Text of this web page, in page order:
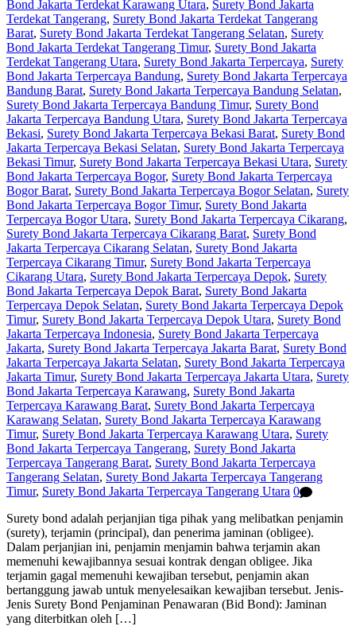
Bond Jakarta Terdekat Karawang Utara, Surety Bond Jakarta
Terdekat Tangerang, Surety Bond Jakarta Terdekat Tangerang
Barat, Surety Bond Jakarta Terdekat Tangerang Selatan, Surety
Bond Jakarta Terdekat Tangerang Timur, Surety Bond Jakarta
Terdekat Tangerang Utara, Surety Bond Jakarta Terpercaya, Surety
Bond Jakarta Terpercaya Bandung, Surety Bond Jakarta Terpercaya
Bandung Barat, Surety Bond Jakarta Terpercaya Bandung Selatan,
Surety Bond Jakarta Terpercaya Bandung Timur, Surety Bond
Jakarta Terpercaya Bandung Utara, Surety Bond Jakarta Terpercaya
Bekasi, Surety Bond Jakarta Terpercaya Bekasi Barat, Surety Bond
Jakarta Terpercaya Bekasi Selatan, Surety Bond Jakarta Terpercaya
Bekasi Timur, Surety Bond Jakarta Terpercaya Bekasi Utara, Surety
Bond Jakarta Terpercaya Bogor, Surety Bond Jakarta Terpercaya
Bogor Barat, Surety Bond Jakarta Terpercaya Bogor Selatan, Surety
Bond Jakarta Terpercaya Bogor Timur, Surety Bond Jakarta
Terpercaya Bogor Utara, Surety Bond Jakarta Terpercaya Cikarang,
Surety Bond Jakarta Terpercaya Cikarang Barat, Surety Bond
Jakarta Terpercaya Cikarang Selatan, Surety Bond Jakarta
Terpercaya Cikarang Timur, Surety Bond Jakarta Terpercaya
Cikarang Utara, Surety Bond Jakarta Terpercaya Depok, Surety
Bond Jakarta Terpercaya Depok Barat, Surety Bond Jakarta
Terpercaya Depok Selatan, Surety Bond Jakarta Terpercaya Depok
Timur, Surety Bond Jakarta Terpercaya Depok Utara, Surety Bond
Jakarta Terpercaya Indonesia, Surety Bond Jakarta Terpercaya
Jakarta, Surety Bond Jakarta Terpercaya Jakarta Barat, Surety Bond
Jakarta Terpercaya Jakarta Selatan, Surety Bond Jakarta Terpercaya
Jakarta Timur, Surety Bond Jakarta Terpercaya Jakarta Utara, Surety
Bond Jakarta Terpercaya Karawang, Surety Bond Jakarta
Terpercaya Karawang Barat, Surety Bond Jakarta Terpercaya
Karawang Selatan, Surety Bond Jakarta Terpercaya Karawang
Timur, Surety Bond Jakarta Terpercaya Karawang Utara, Surety
Bond Jakarta Terpercaya Tangerang, Surety Bond Jakarta
Terpercaya Tangerang Barat, Surety Bond Jakarta Terpercaya
Tangerang Selatan, Surety Bond Jakarta Terpercaya Tangerang
Timur, Surety Bond Jakarta Terpercaya Tangerang Utara 0
Surety bond adalah perjanjian tiga pihak yang melibatkan penjamin
(surety), terjamin (principal), dan penerima jaminan (obligee).
Dalam perjanjian ini, penjamin menjamin bahwa terjamin akan
memenuhi kewajibannya sesuai kontrak dengan obligee. Jika
terjamin gagal memenuhi kewajiban tersebut, penjamin akan
bertanggung jawab untuk menyelesaikan kewajiban tersebut. Jenis-
Jenis Surety Bond Penjaminan Penawaran (Bid Bond): Jaminan
yang diterbitkan oleh […]